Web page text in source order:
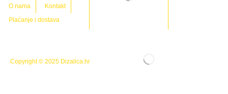
O nama
Kontakt
Plaćanje i dostava
Copyright © 2025 Dizalica.hr